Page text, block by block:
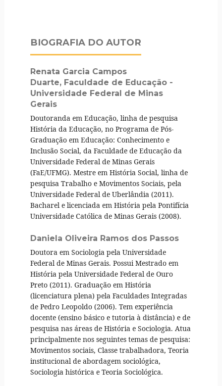
BIOGRAFIA DO AUTOR
Renata Garcia Campos
Duarte, Faculdade de Educação -
Universidade Federal de Minas
Gerais
Doutoranda em Educação, linha de pesquisa
História da Educação, no Programa de Pós-
Graduação em Educação: Conhecimento e
Inclusão Social, da Faculdade de Educação da
Universidade Federal de Minas Gerais
(FaE/UFMG). Mestre em História Social, linha de
pesquisa Trabalho e Movimentos Sociais, pela
Universidade Federal de Uberlândia (2011).
Bacharel e licenciada em História pela Pontifícia
Universidade Católica de Minas Gerais (2008).
Daniela Oliveira Ramos dos Passos
Doutora em Sociologia pela Universidade
Federal de Minas Gerais. Possui Mestrado em
História pela Universidade Federal de Ouro
Preto (2011). Graduação em História
(licenciatura plena) pela Faculdades Integradas
de Pedro Leopoldo (2006). Tem experiência
docente (ensino básico e tutoria à distância) e de
pesquisa nas áreas de História e Sociologia. Atua
principalmente nos seguintes temas de pesquisa:
Movimentos sociais, Classe trabalhadora, Teoria
institucional de abordagem sociológica,
Sociologia histórica e Teoria Sociológica.